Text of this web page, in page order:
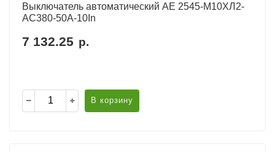
Выключатель автоматический АЕ 2545-М10ХЛ2-
AC380-50А-10In
7 132.25 р.
В корзину